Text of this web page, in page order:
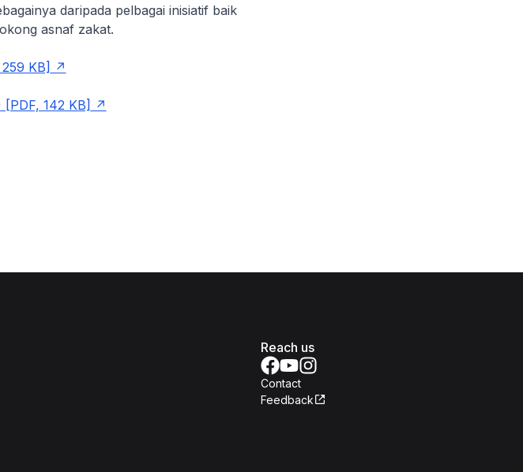
daripada pelbagai inisiatif baik
asnaf zakat.
KB]
142 KB]
Reach us
Contact
Feedback